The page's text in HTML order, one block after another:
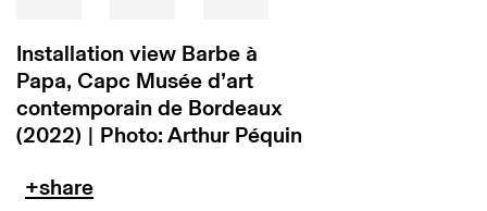
Installation view Barbe à
Papa, Capc Musée d’art
contemporain de Bordeaux
(2022) | Photo: Arthur Péquin